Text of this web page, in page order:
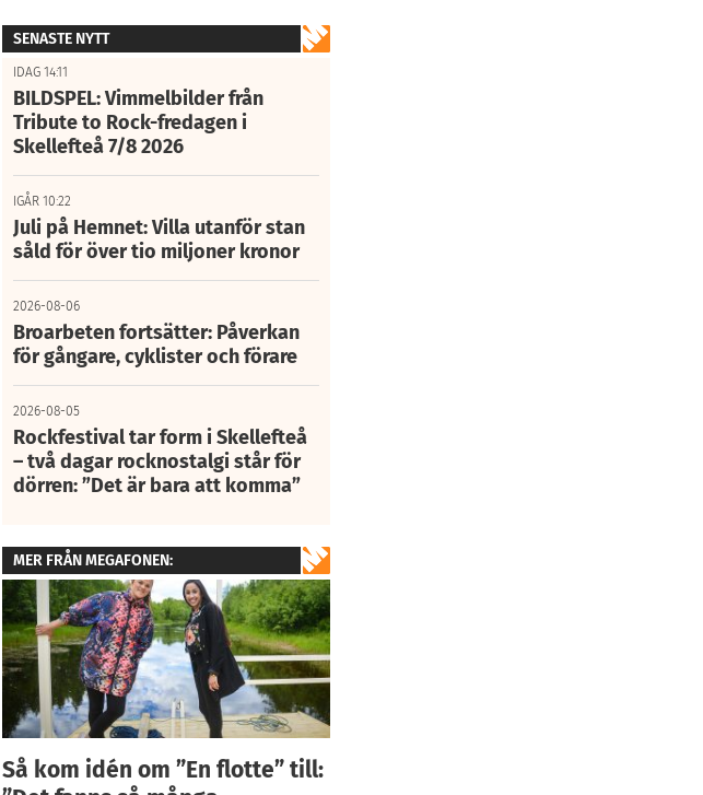
SENASTE NYTT
IDAG 14:11
BILDSPEL: Vimmelbilder från
Tribute to Rock-fredagen i
Skellefteå 7/8 2026
IGÅR 10:22
Juli på Hemnet: Villa utanför stan
såld för över tio miljoner kronor
2026-08-06
Broarbeten fortsätter: Påverkan
för gångare, cyklister och förare
2026-08-05
Rockfestival tar form i Skellefteå
– två dagar rocknostalgi står för
dörren: ”Det är bara att komma”
MER FRÅN MEGAFONEN:
Så kom idén om ”En flotte” till: